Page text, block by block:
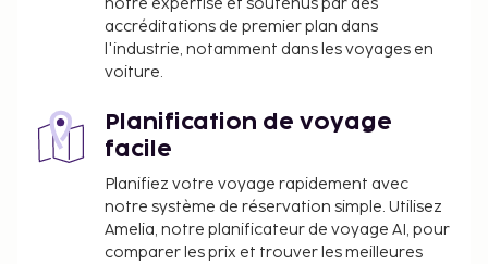
Argentine (21 %). Les voyageurs qui présentent
un passeport étranger ou une pièce d’identité
étrangère accompagné(e) d’un justificatif
nationale des migrations en Argentine et qui
règlent avec une carte non argentine ou par
virement bancaire depuis un compte étranger
pourraient être exonérés de cette taxe. Cette
exonération s’applique uniquement à
l’hébergement, y compris aux réservations avec
notre expertise et soutenus par des
accréditations de premier plan dans
l'industrie, notamment dans les voyages en
voiture.
Planification de voyage
facile
Planifiez votre voyage rapidement avec
notre système de réservation simple. Utilisez
Amelia, notre planificateur de voyage AI, pour
comparer les prix et trouver les meilleures